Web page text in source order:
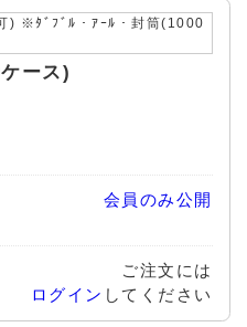
) ※ﾀﾞﾌﾞﾙ・ｱｰﾙ・封筒(1000
ース)
会員のみ公開
ご注文には
ログイン してください